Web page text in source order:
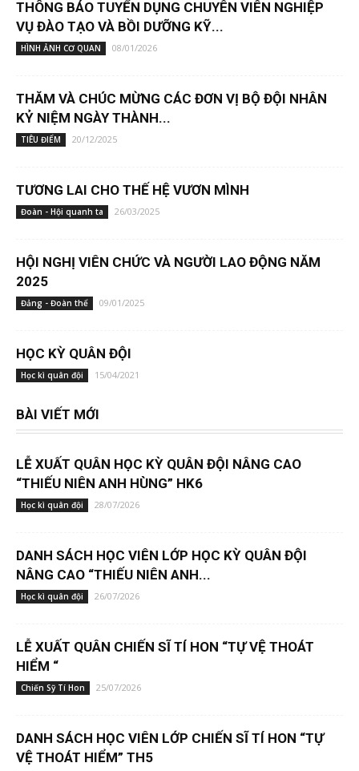
THÔNG BÁO TUYỂN DỤNG CHUYÊN VIÊN NGHIỆP
VỤ ĐÀO TẠO VÀ BỒI DƯỠNG KỸ...
HÌNH ẢNH CƠ QUAN 08/01/2026
THĂM VÀ CHÚC MỪNG CÁC ĐƠN VỊ BỘ ĐỘI NHÂN
KỶ NIỆM NGÀY THÀNH...
TIÊU ĐIỂM 20/12/2025
TƯƠNG LAI CHO THẾ HỆ VƯƠN MÌNH
Đoàn - Hội quanh ta 26/03/2025
HỘI NGHỊ VIÊN CHỨC VÀ NGƯỜI LAO ĐỘNG NĂM
2025
Đảng - Đoàn thể 09/01/2025
HỌC KỲ QUÂN ĐỘI
Học kì quân đội 15/04/2021
BÀI VIẾT MỚI
LỄ XUẤT QUÂN HỌC KỲ QUÂN ĐỘI NÂNG CAO
“THIẾU NIÊN ANH HÙNG” HK6
Học kì quân đội 28/07/2026
DANH SÁCH HỌC VIÊN LỚP HỌC KỲ QUÂN ĐỘI
NÂNG CAO “THIẾU NIÊN ANH...
Học kì quân đội 26/07/2026
LỄ XUẤT QUÂN CHIẾN SĨ TÍ HON “TỰ VỆ THOÁT
HIỂM “
Chiến Sỹ Tí Hon 25/07/2026
DANH SÁCH HỌC VIÊN LỚP CHIẾN SĨ TÍ HON “TỰ
VỆ THOÁT HIỂM” TH5